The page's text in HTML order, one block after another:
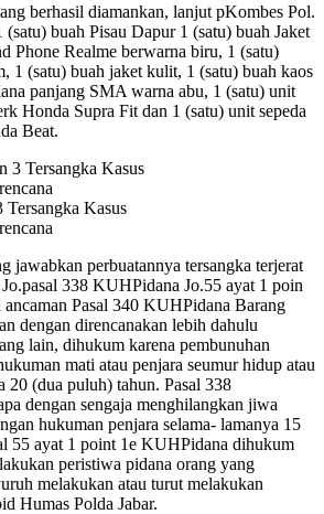
berhasil diamankan, lanjut pKombes Pol.
buah Pisau Dapur 1 (satu) buah Jaket
Phone Realme berwarna biru, 1 (satu)
1 (satu) buah jaket kulit, 1 (satu) buah kaos
panjang SMA warna abu, 1 (satu) unit
Honda Supra Fit dan 1 (satu) unit sepeda
Beat.
Tersangka Kasus
jawabkan perbuatannya tersangka terjerat
338 KUHPidana Jo.55 ayat 1 poin
Pasal 340 KUHPidana Barang
dengan direncanakan lebih dahulu
lain, dihukum karena pembunuhan
mati atau penjara seumur hidup atau
20 (dua puluh) tahun. Pasal 338
dengan sengaja menghilangkan jiwa
hukuman penjara selama- lamanya 15
55 ayat 1 point 1e KUHPidana dihukum
peristiwa pidana orang yang
melakukan atau turut melakukan
Humas Polda Jabar.